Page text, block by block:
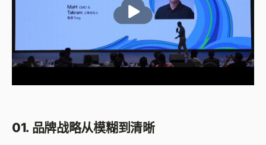
01. 品牌战略从模糊到清晰